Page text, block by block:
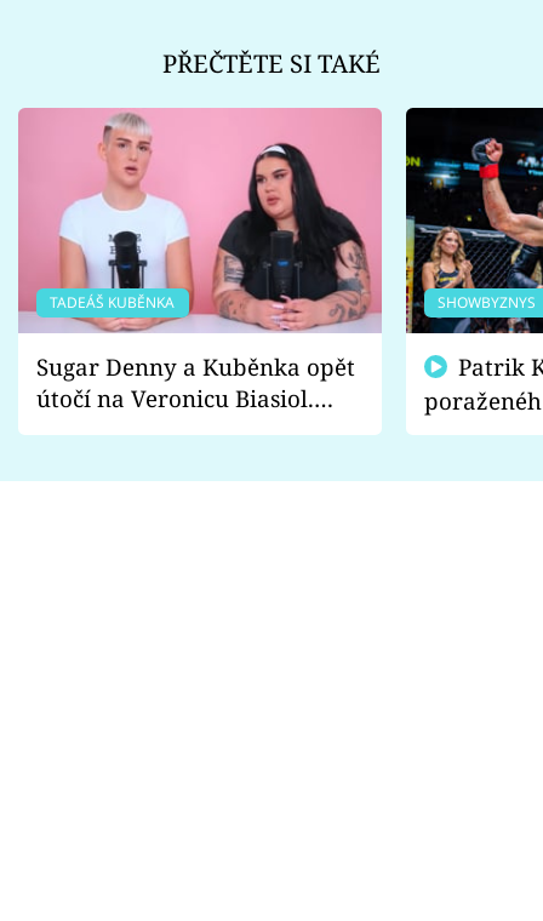
PŘEČTĚTE SI TAKÉ
TADEÁŠ KUBĚNKA
Sugar Denny a Kuběnka opět
útočí na Veronicu Biasiol.
Proč je podle nich falešná a
SHOWBYZNYS
fanoušci